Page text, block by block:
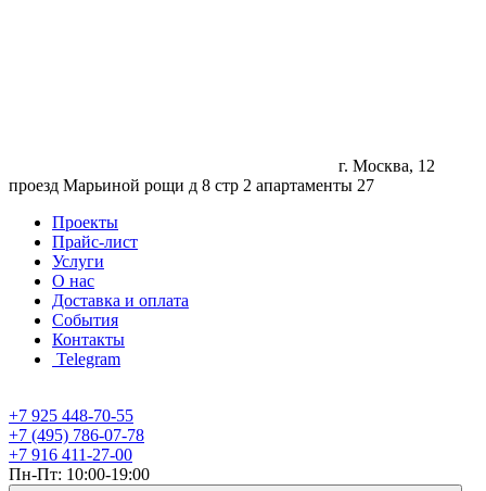
г. Москва, 12
проезд Марьиной рощи д 8 стр 2 апартаменты 27
Проекты
Прайс-лист
Услуги
О нас
Доставка и оплата
События
Контакты
Telegram
+7 925 448-70-55
+7 (495) 786-07-78
+7 916 411-27-00
Пн-Пт: 10:00-19:00